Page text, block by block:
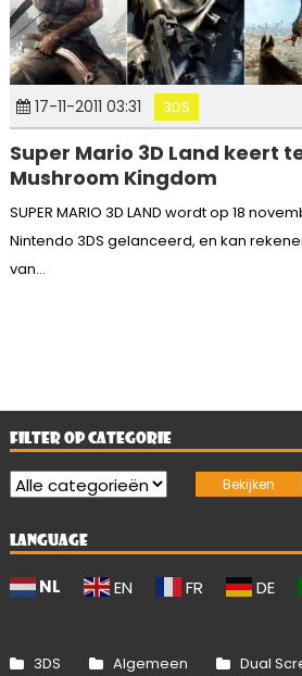
17-11-2011 03:31 3DS
Super Mario 3D Land keert
Mushroom Kingdom
SUPER MARIO 3D LAND wordt op 18
Nintendo 3DS gelanceerd, en kan
van...
FILTER OP CATEGORIE
LANGUAGE
NL EN FR DE
3DS Algemeen Dual